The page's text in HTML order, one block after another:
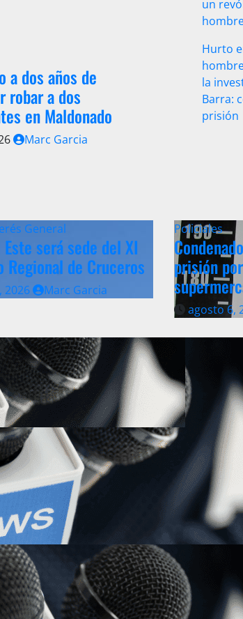
a dos años de
robar a dos
en Maldonado
Marc Garcia
un
Hurto
la
Barra:
prisión
General
será sede del XI
Regional de Cruceros
2026 Marc Garcia
Policiales
prisión
agosto 6,